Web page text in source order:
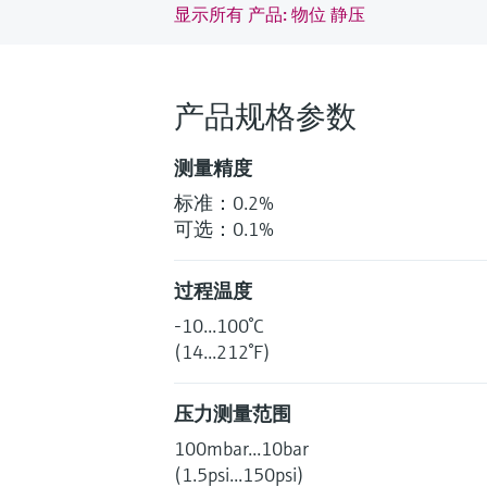
显示所有 产品: 物位 静压
产品规格参数
测量精度
标准：0.2%
可选：0.1%
过程温度
-10...100°C
(14...212°F)
压力测量范围
100mbar...10bar
(1.5psi...150psi)